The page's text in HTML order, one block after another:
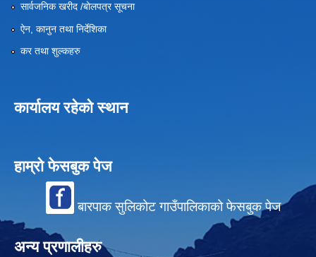
सार्वजनिक खरीद /बोलपत्र सूचना
ऐन, कानुन तथा निर्देशिका
कर तथा शुल्कहरु
कार्यालय रहेको स्थान
हाम्रो फेसबुक पेज
बारपाक सुलिकोट गाउँपालिकाको फेसबुक पेज
अन्य प्रणालीहरु